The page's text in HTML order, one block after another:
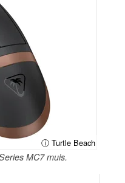
ⓘ Turtle Beach
MC7 muis.